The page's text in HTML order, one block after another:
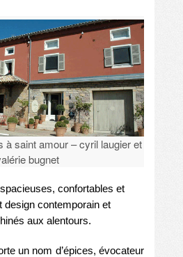
à saint amour – cyril laugier et
bugnet
confortables et
design contemporain et
aux alentours.
un nom d’épices, évocateur